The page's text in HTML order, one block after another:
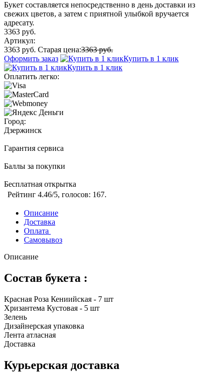
Букет составляется непосредственно в день доставки из
свежих цветов, а затем с приятной улыбкой вручается
адресату.
3363 руб.
Артикул:
3363 руб. Старая цена:3363 руб.
Оформить заказ
Купить в 1 клик
Купить в 1 клик
Оплатить легко:
Город:
Дзержинск
Гарантия сервиса
Баллы за покупки
Бесплатная открытка
Рейтинг 4.46/5, голосов: 167.
Описание
Доставка
Оплата
Самовывоз
Описание
Состав букета :
Красная Роза Кениийская - 7 шт
Хризантема Кустовая - 5 шт
Зелень
Дизайнерская упаковка
Лента атласная
Доставка
Курьерская доставка